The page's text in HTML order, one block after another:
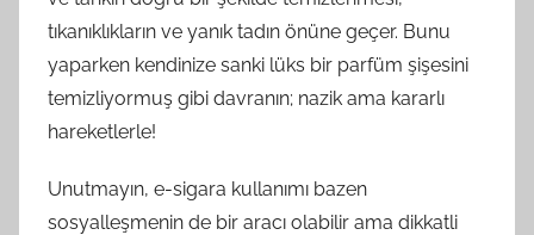
tıkanıklıkların ve yanık tadın önüne geçer. Bunu
yaparken kendinize sanki lüks bir parfüm şişesini
temizliyormuş gibi davranın; nazik ama kararlı
hareketlerle!
Unutmayın, e-sigara kullanımı bazen
sosyalleşmenin de bir aracı olabilir ama dikkatli